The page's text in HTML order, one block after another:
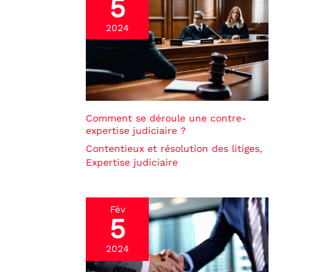
5
2024
Comment se déroule une contre-
expertise judiciaire ?
Contentieux et résolution des litiges,
Expertise judiciaire
Fév
5
2024